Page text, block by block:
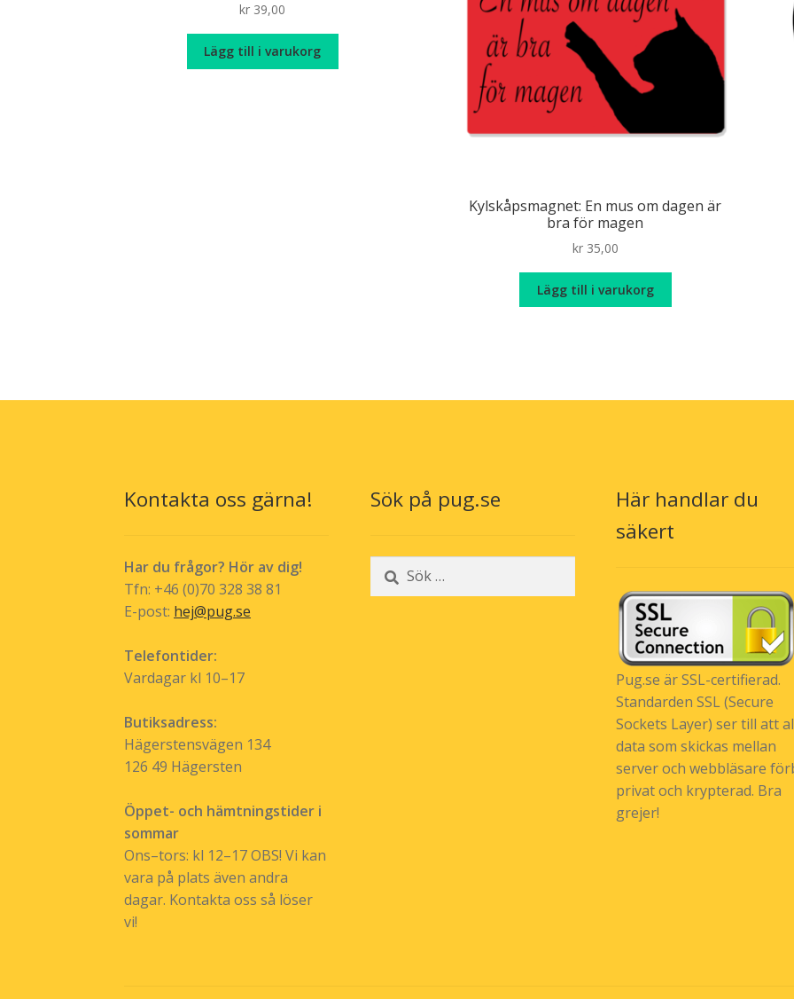
kr 39,00
Lägg till i varukorg
Kylskåpsmagnet: En mus om dagen är
bra för magen
kr35,00
Lägg till i varukorg
Kontakta oss gärna!
Har du frågor? Hör av dig!
Tfn: +46 (0)70 328 38 81
E-post: hej@pug.se
Telefontider:
Vardagar kl 10–17
Butiksadress:
Hägerstensvägen 134
126 49 Hägersten
Öppet- och hämtningstider i
sommar
Ons–tors: kl 12–17 OBS! Vi kan
vara på plats även andra
dagar. Kontakta oss så löser
vi!
Sök på pug.se
Sök
efter:
Här handlar du
säkert
Pug.se är SSL-certifierad.
Standarden SSL (Secure
Sockets Layer) ser till att
data som skickas mellan
server och webbläsare
privat och krypterad. Bra
grejer!